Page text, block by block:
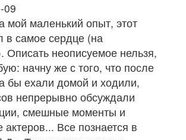
09
мой маленький опыт, этот
в самое сердце (на
Описать неописуемое нельзя,
начну же с того, что после
бы ехали домой и ходили,
непрерывно обсуждали
смешные моменты и
актеров... Все познается в